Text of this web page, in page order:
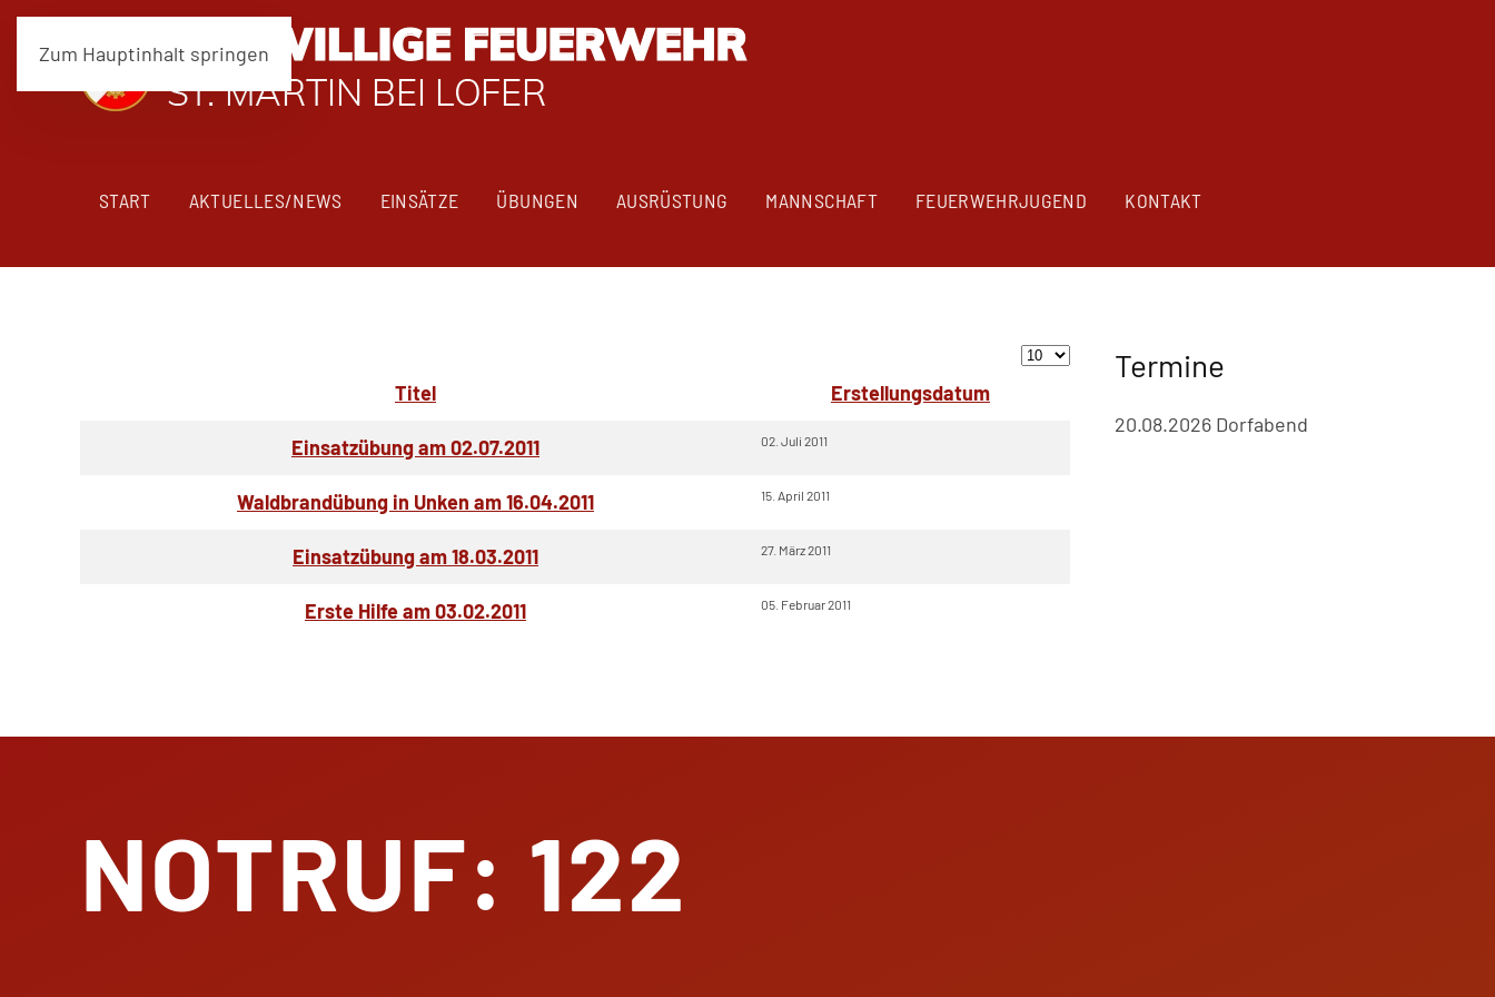
Zum Hauptinhalt springen
START AKTUELLES/NEWS EINSÄTZE ÜBUNGEN AUSRÜSTUNG MANNSCHAFT FEUERWEHRJUGEND KONTAKT
Anzeige #
Titel Erstellungsdatum
Einsatzübung am 02.07.2011 02. Juli 2011
Waldbrandübung in Unken am 16.04.2011 15. April 2011
Einsatzübung am 18.03.2011 27. März 2011
Erste Hilfe am 03.02.2011 05. Februar 2011
Termine
20.08.2026 Dorfabend
NOTRUF: 122